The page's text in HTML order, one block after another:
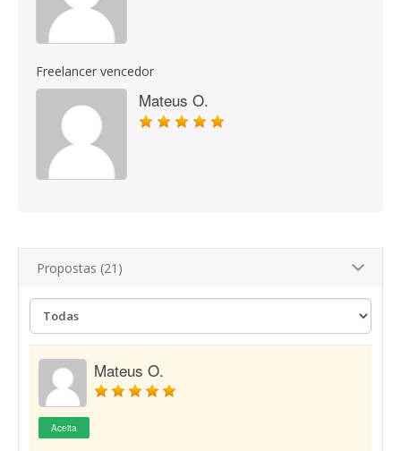
Freelancer vencedor
Mateus O.
Propostas (21)
Mateus O.
Aceita